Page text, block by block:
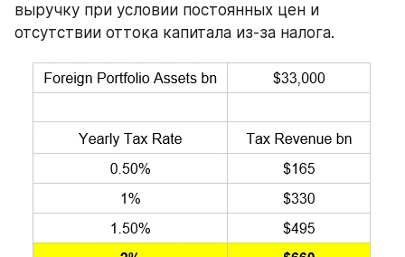
выручку при условии постоянных цен и
отсутствии оттока капитала из-за налога.